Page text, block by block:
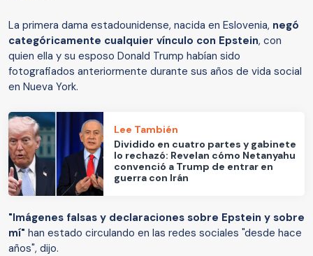
La primera dama estadounidense, nacida en Eslovenia, negó
categóricamente cualquier vínculo con Epstein, con
quien ella y su esposo Donald Trump habían sido
fotografiados anteriormente durante sus años de vida social
en Nueva York.
Lee También
Dividido en cuatro partes y gabinete
lo rechazó: Revelan cómo Netanyahu
convenció a Trump de entrar en
guerra con Irán
"Imágenes falsas y declaraciones sobre Epstein y sobre
mí" han estado circulando en las redes sociales "desde hace
años", dijo.